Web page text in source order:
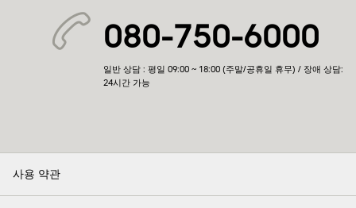
080-750-6000
일반 상담 : 평일 09:00 ~ 18:00 (주말/공휴일 휴무) / 장애 상담:
24시간 가능
사용 약관